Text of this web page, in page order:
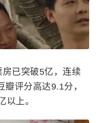
已突破5亿，连续
评分高达9.1分，
以上。